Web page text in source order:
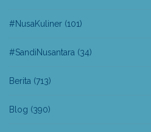
#NusaKuliner (101)
#SandiNusantara (34)
Berita (713)
Blog (390)